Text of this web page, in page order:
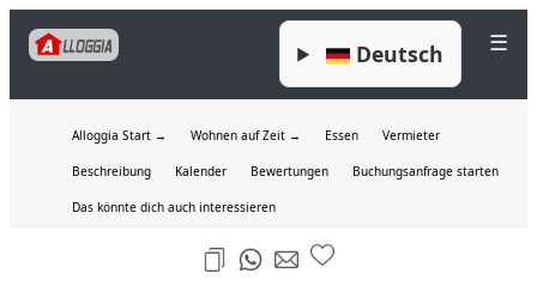
☰
Deutsch
Alloggia Start → Wohnen auf Zeit → Essen Vermieter
Beschreibung Kalender Bewertungen Buchungsanfrage starten
Das könnte dich auch interessieren